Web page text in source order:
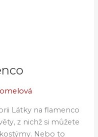
Látky na flamenco
z nichž si můžete
Nebo to